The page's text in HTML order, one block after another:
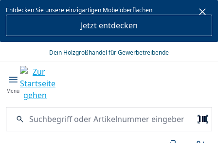
springen
Entdecken Sie unsere einzigartigen Möbeloberflächen
Jetzt entdecken
Dein Holzgroßhandel für Gewerbetreibende
Menü